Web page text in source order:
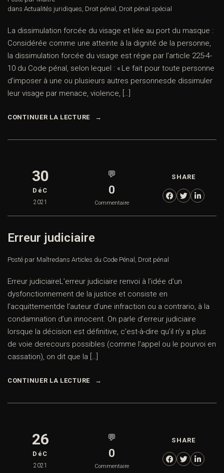
dans Actualités juridiques, Droit pénal , Droit pénal spécial
La dissimulation forcée du visage et liée au port du masque :
Considérée comme une atteinte à la dignité de la personne,
la dissimulation forcée du visage est régie par l’article 225-4-
10 du Code pénal, selon lequel : « Le fait pour toute personne
d’imposer à une ou plusieurs autres personnesde dissimuler
leur visage par menace, violence, […]
CONTINUER LA LECTURE
30
DéC
2021
💬
0
Commentaire
SHARE
Erreur judiciaire
Posté par Maîtredans Articles du Code Pénal , Droit pénal
Erreur judiciaireL’erreur judiciaire renvoi à l’idée d’un
dysfonctionnement de la justice et consiste en
l’acquittementde l’auteur d’une infraction ou a contrario, à la
condamnation d’un innocent. On parle d’erreur judiciaire
lorsque la décision est définitive, c’est-à-dire qu’il n’y a plus
de voie derecours possibles (comme l’appel ou le pourvoi en
cassation), on dit que la […]
CONTINUER LA LECTURE
26
DéC
2021
💬
0
Commentaire
SHARE